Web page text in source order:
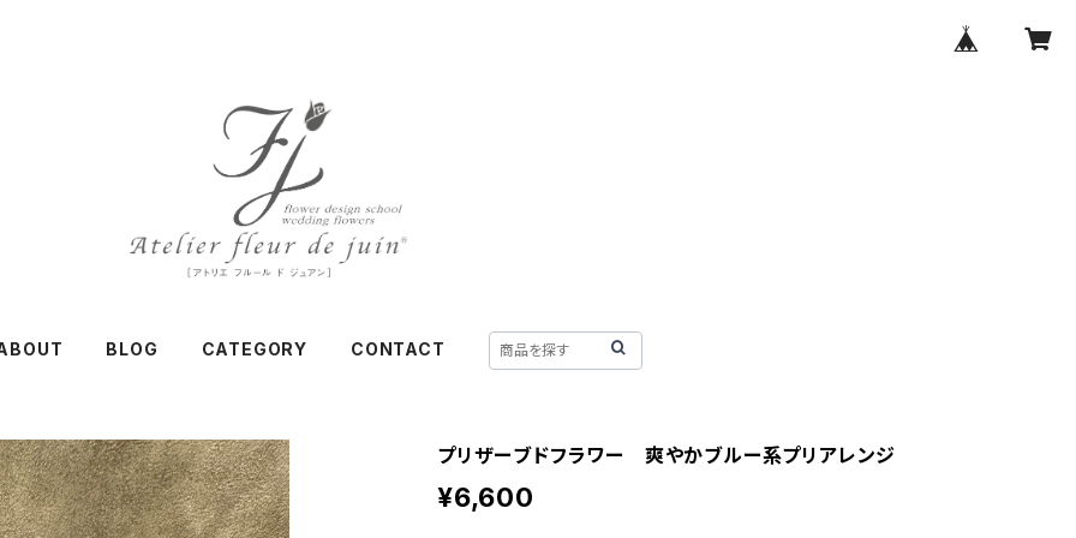
BLOG CATEGORY CONTACT
プリザーブドフラワー 爽やかブルー系プリアレンジ
¥6,600